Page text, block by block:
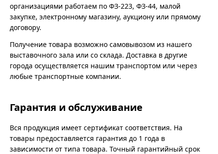
организациями работаем по ФЗ-223, ФЗ-44, малой
закупке, электронному магазину, аукциону или прямому
договору.
Получение товара возможно самовывозом из нашего
выставочного зала или со склада. Доставка в другие
города осуществляется нашим транспортом или через
любые транспортные компании.
Гарантия и обслуживание
Вся продукция имеет сертификат соответствия. На
товары предоставляется гарантия до 1 года в
зависимости от типа товара. Точный гарантийный срок